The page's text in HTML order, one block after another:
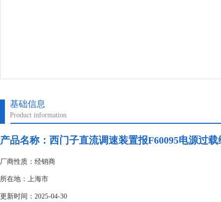
基础信息
Product information
产品名称： 西门子直流调速装置报F60095电源过载
厂商性质：经销商
所在地：上海市
更新时间：2025-04-30